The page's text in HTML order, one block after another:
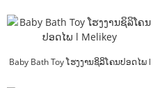
Baby Bath Toy ໂຮງງານຊິລິໂຄນປອດໄພ l